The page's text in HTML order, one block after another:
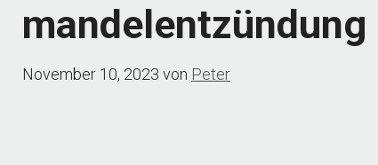
mandelentzündung
November 10, 2023 von Peter